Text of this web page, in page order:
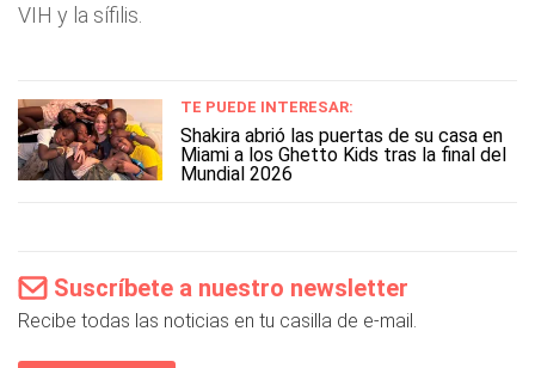
VIH y la sífilis.
TE PUEDE INTERESAR:
Shakira abrió las puertas de su casa en
Miami a los Ghetto Kids tras la final del
Mundial 2026
Suscríbete a nuestro newsletter
Recibe todas las noticias en tu casilla de e-mail.